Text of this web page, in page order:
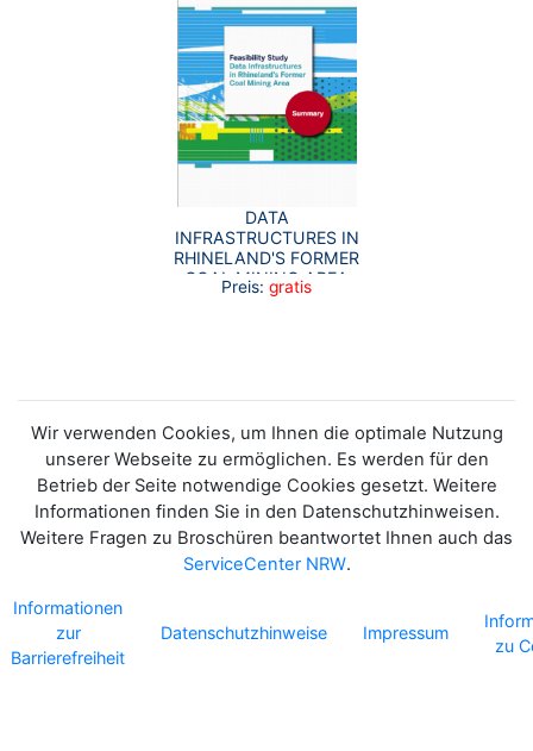
DATA
INFRASTRUCTURES IN
RHINELAND'S FORMER
COAL MINING AREA
Preis: gratis
Wir verwenden Cookies, um Ihnen die optimale Nutzung
unserer Webseite zu ermöglichen. Es werden für den
Betrieb der Seite notwendige Cookies gesetzt. Weitere
Informationen finden Sie in den Datenschutzhinweisen.
Weitere Fragen zu Broschüren beantwortet Ihnen auch das
ServiceCenter NRW.
Informationen
zur
Barrierefreiheit
Datenschutzhinweise Impressum
zu